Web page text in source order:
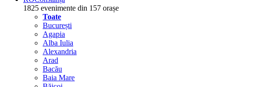
1825 evenimente din 157 orașe
Toate
București
Agapia
Alba Iulia
Alexandria
Arad
Bacău
Baia Mare